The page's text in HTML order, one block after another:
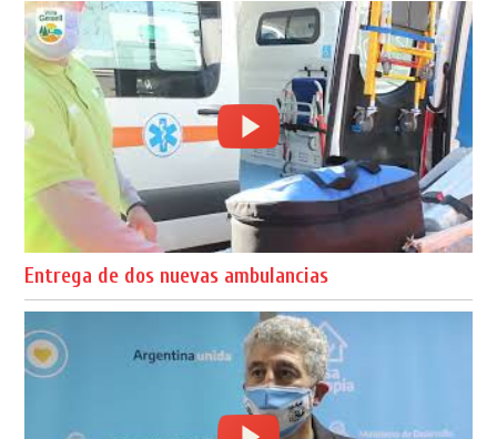
Entrega de dos nuevas ambulancias